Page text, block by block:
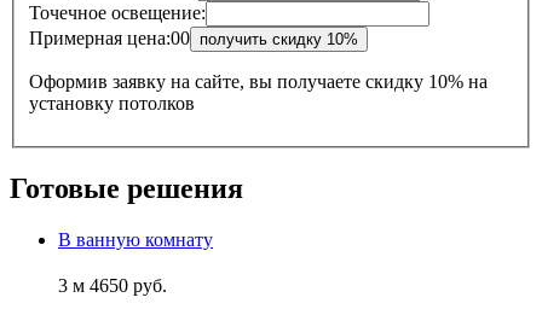
Точечное освещение:
Примерная цена:00
Оформив заявку на сайте, вы получаете скидку 10% на
установку потолков
Готовые решения
В ванную комнату
3 м 4650 руб.